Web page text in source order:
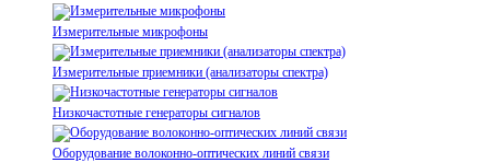
Измерительные микрофоны
Измерительные приемники (анализаторы спектра)
Низкочастотные генераторы сигналов
Оборудование волоконно-оптических линий связи